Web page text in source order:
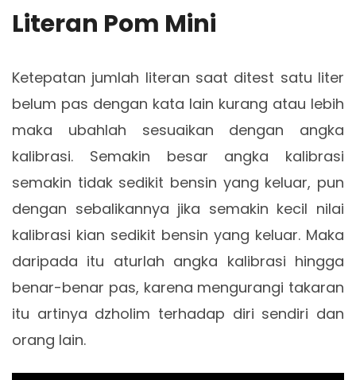
Literan Pom Mini
Ketepatan jumlah literan saat ditest satu liter
belum pas dengan kata lain kurang atau lebih
maka ubahlah sesuaikan dengan angka
kalibrasi. Semakin besar angka kalibrasi
semakin tidak sedikit bensin yang keluar, pun
dengan sebalikannya jika semakin kecil nilai
kalibrasi kian sedikit bensin yang keluar. Maka
daripada itu aturlah angka kalibrasi hingga
benar-benar pas, karena mengurangi takaran
itu artinya dzholim terhadap diri sendiri dan
orang lain.